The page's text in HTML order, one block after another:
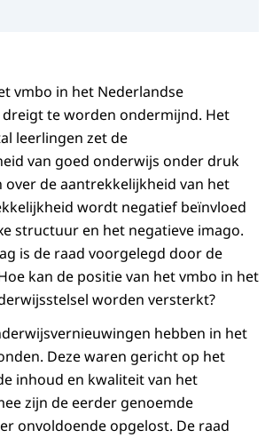
vmbo in het Nederlandse
te worden ondermijnd. Het
leerlingen zet de
van goed onderwijs onder druk
over de aantrekkelijkheid van het
wordt negatief beïnvloed
structuur en het negatieve imago.
is de raad voorgelegd door de
kan de positie van het vmbo in het
worden versterkt?
hebben in het
Deze waren gericht op het
inhoud en kwaliteit van het
zijn de eerder genoemde
onvoldoende opgelost. De raad